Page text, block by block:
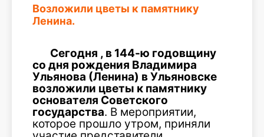
Возложили цветы к памятнику
Ленина.
Сегодня , в 144-ю годовщину
со дня рождения Владимира
Ульянова (Ленина) в Ульяновске
возложили цветы к памятнику
основателя Советского
государства. В мероприятии,
которое прошло утром, приняли